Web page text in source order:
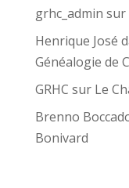
grhc_admin sur
Henrique José
Généalogie de
GRHC sur Le
Brenno
Bonivard